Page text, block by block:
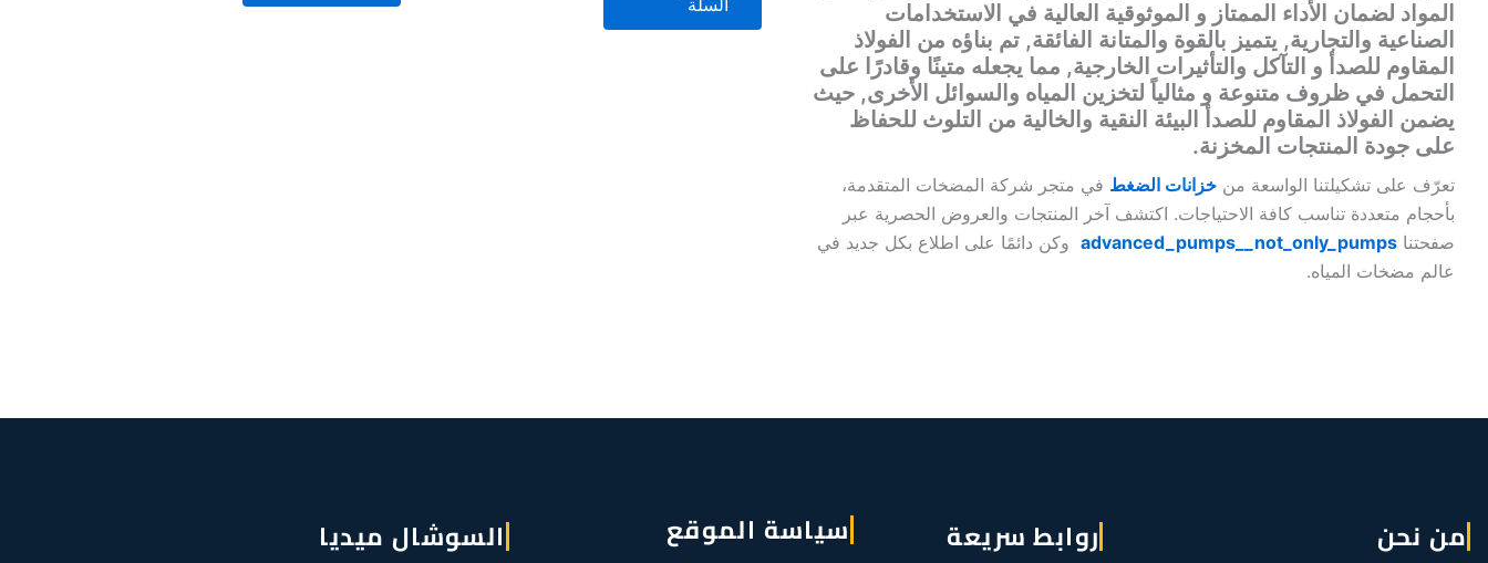
المواد لضمان الأداء الممتاز و الموثوقية العالية في الاستخدامات
الصناعية والتجارية, يتميز بالقوة والمتانة الفائقة, تم بناؤه من الفولاذ
المقاوم للصدأ و التآكل والتأثيرات الخارجية, مما يجعله متينًا وقادرًا على
التحمل في ظروف متنوعة و مثالياً لتخزين المياه والسوائل الأخرى, حيث
يضمن الفولاذ المقاوم للصدأ البيئة النقية والخالية من التلوث للحفاظ
على جودة المنتجات المخزنة.
تعرّف على تشكيلتنا الواسعة من خزانات الضغط في متجر شركة المضخات المتقدمة،
بأحجام متعددة تناسب كافة الاحتياجات. اكتشف آخر المنتجات والعروض الحصرية عبر
صفحتنا advanced_pumps__not_only_pumps وكن دائمًا على اطلاع بكل جديد في
عالم مضخات المياه.
من نحن روابط سريعة سياسة الموقع السوشال ميديا